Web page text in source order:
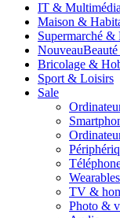
IT & Multimédia
Maison &
Supermarché &
Nouveau
Bricolage &
Sport & Loisirs
Sale
Wearables
TV &
Photo &